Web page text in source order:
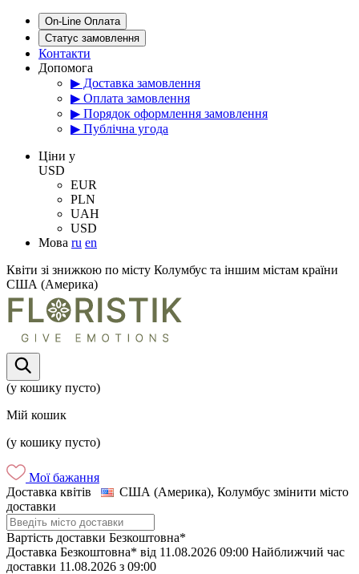
On-Line Оплата
Статус замовлення
Контакти
Допомога
▶ Доставка замовлення
▶ Оплата замовлення
▶ Порядок оформлення замовлення
▶ Публічна угода
Цiни у
USD
EUR
PLN
UAH
USD
Мова ru en
Квіти зі знижкою по місту Колумбус та іншим містам країни
США (Америка)
(у кошику пусто)
Мій кошик
(у кошику пусто)
Мої бажання
Доставка квітів
США (Америка), Колумбус змінити місто
доставки
Вартість доставки Безкоштовна*
Доставка Безкоштовна* від 11.08.2026 09:00 Найближчий час
доставки 11.08.2026 з 09:00